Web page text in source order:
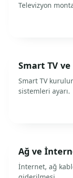
Televizyon
Smart TV
Smart TV
sistemleri ayarı.
Ağ ve
İnternet, ağ